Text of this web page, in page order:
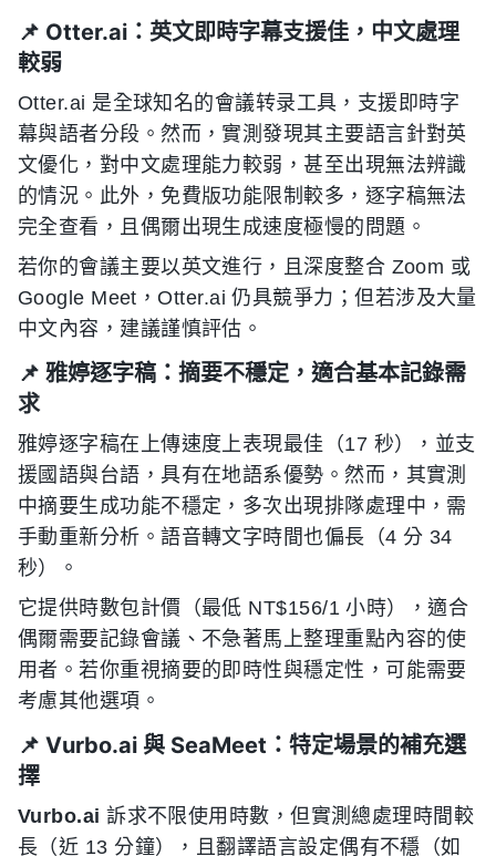
📌 Otter.ai：英文即時字幕支援佳，中文處理
較弱
Otter.ai 是全球知名的會議转录工具，支援即時字
幕與語者分段。然而，實測發現其主要語言針對英
文優化，對中文處理能力較弱，甚至出現無法辨識
的情況。此外，免費版功能限制較多，逐字稿無法
完全查看，且偶爾出現生成速度極慢的問題。
若你的會議主要以英文進行，且深度整合 Zoom 或
Google Meet，Otter.ai 仍具競爭力；但若涉及大量
中文內容，建議謹慎評估。
📌 雅婷逐字稿：摘要不穩定，適合基本記錄需
求
雅婷逐字稿在上傳速度上表現最佳（17 秒），並支
援國語與台語，具有在地語系優勢。然而，其實測
中摘要生成功能不穩定，多次出現排隊處理中，需
手動重新分析。語音轉文字時間也偏長（4 分 34
秒）。
它提供時數包計價（最低 NT$156/1 小時），適合
偶爾需要記錄會議、不急著馬上整理重點內容的使
用者。若你重視摘要的即時性與穩定性，可能需要
考慮其他選項。
📌 Vurbo.ai 與 SeaMeet：特定場景的補充選
擇
Vurbo.ai 訴求不限使用時數，但實測總處理時間較
長（近 13 分鐘），且翻譯語言設定偶有不穩（如